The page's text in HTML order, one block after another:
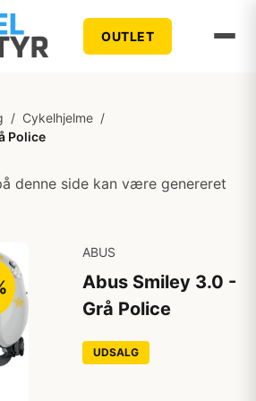
OUTLET
/ Cykelhjelme /
Police
denne side kan være genereret
ABUS
Abus Smiley 3.0 -
Grå Police
UDSALG